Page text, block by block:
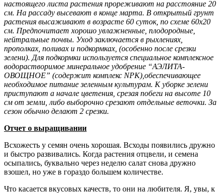
настоящего листа растения прореживают на расстояние 20
см. На рассаду высевают в конце марта. В открытый грунт
растения высаживают в возрасте 60 суток, по схеме 60х20
см. Предпочитает хорошо увлажненные, плодородные,
нейтральные почвы. Уход заключается в рыхлениях,
прополках, поливах и подкормках, (особенно после срезки
зелени). Для подкормки используется специальное комплексное
водорастворимое минеральное удобрение “АЭЛИТА-
ОВОЩНОЕ” (содержит комплекс NPK),обеспечивающее
необходимое питание зеленным культурам. К уборке зелени
приступают а начале цветения, срезая побеги на высоте 10
см от земли, либо выборочно срезают отдельные веточки. За
сезон обычно делают 2 срезки.
Отчет о выращивании
Всхожесть у семян очень хорошая. Всходы появились дружно
и быстро развивались. Когда растения отцвели, и семена
осыпались, буквально через неделю салат снова дружно
взошел, но уже в гораздо большем количестве.
Что касается вкусовых качеств, то они на любителя. Я, увы, к